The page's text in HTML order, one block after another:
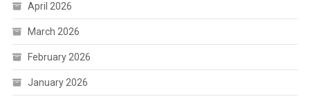
April 2026
March 2026
February 2026
January 2026